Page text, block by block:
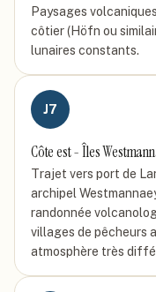
Paysages
côtier (Höfn ou
lunaires constants.
J7
Côte est - Îles
Trajet vers port de
archipel
randonnée
villages de pêcheurs
atmosphère très